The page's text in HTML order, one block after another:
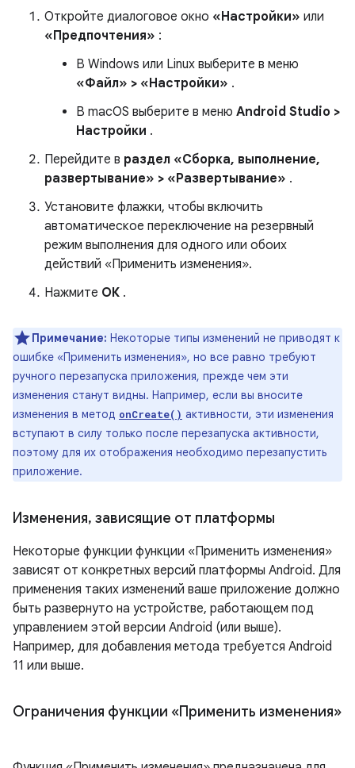
Откройте диалоговое окно «Настройки» или
«Предпочтения» :
В Windows или Linux выберите в меню
«Файл» > «Настройки» .
В macOS выберите в меню Android Studio >
Настройки .
Перейдите в раздел «Сборка, выполнение,
развертывание» > «Развертывание» .
Установите флажки, чтобы включить
автоматическое переключение на резервный
режим выполнения для одного или обоих
действий «Применить изменения».
Нажмите ОК .
Примечание: Некоторые типы изменений не приводят к
ошибке «Применить изменения», но все равно требуют
ручного перезапуска приложения, прежде чем эти
изменения станут видны. Например, если вы вносите
изменения в метод onCreate() активности, эти изменения
вступают в силу только после перезапуска активности,
поэтому для их отображения необходимо перезапустить
приложение.
Изменения, зависящие от платформы
Некоторые функции функции «Применить изменения»
зависят от конкретных версий платформы Android. Для
применения таких изменений ваше приложение должно
быть развернуто на устройстве, работающем под
управлением этой версии Android (или выше).
Например, для добавления метода требуется Android
11 или выше.
Ограничения функции «Применить изменения»